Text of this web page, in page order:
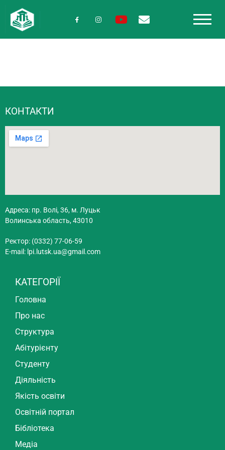
КОНТАКТИ
Адреса: пр. Волі, 36, м. Луцьк
Волинська область, 43010
Ректор: (0332) 77-06-59
E-mail: lpi.lutsk.ua@gmail.com
КАТЕГОРІЇ
Головна
Про нас
Структура
Абітурієнту
Студенту
Діяльність
Якість освіти
Освітній портал
Бібліотека
Медіа